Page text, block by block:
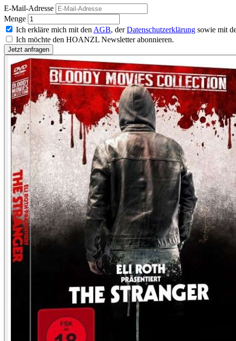
E-Mail-Adresse
Menge
Ich erkläre mich mit den AGB, derDatenschutzerklärung sowie mit
Ich möchte den HOANZL Newsletter abonnieren.